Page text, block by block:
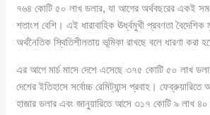
৭৬৪ কোটি ৫০ লাখ ডলার, যা আগের অর্থবছরের একই
শতাংশ বেশি। এই ধারাবাহিক ঊর্ধ্বমুখী প্রবণতা বৈদেশিক
অর্থনৈতিক স্থিতিশীলতায় ভূমিকা রাখছে বলে ধারণা করা
এর আগে মার্চ মাসে দেশে এসেছে ৩৭৫ কোটি ৫০ লাখ
দেশের ইতিহাসে সর্বোচ্চ রেমিট্যান্স প্রবাহ।
হাজার ডলার এবং জানুয়ারিতে আসে ৩১৭ কোটি ৯ লাখ ৪০